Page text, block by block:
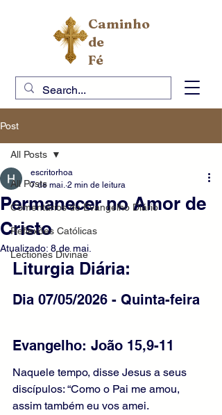
Caminho
de
Fé
Post
All Posts
Comentários do Evangelho Diário
Reflexões Católicas
Lectiones Divinae
All Posts
Permanecer no Amor de
Cristo
escritorhoa
7 de mai. 2 min de leitura
Atualizado: 8 de mai.
Liturgia Diária:
Dia 07/05/2026 - Quinta-feira
Evangelho: João 15,9-11
Naquele tempo, disse Jesus a seus
discípulos: “Como o Pai me amou,
assim também eu vos amei.